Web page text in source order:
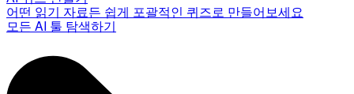
어떤 읽기 자료든 쉽게 포괄적인 퀴즈로 만들어보세요
모든 AI 툴 탐색하기